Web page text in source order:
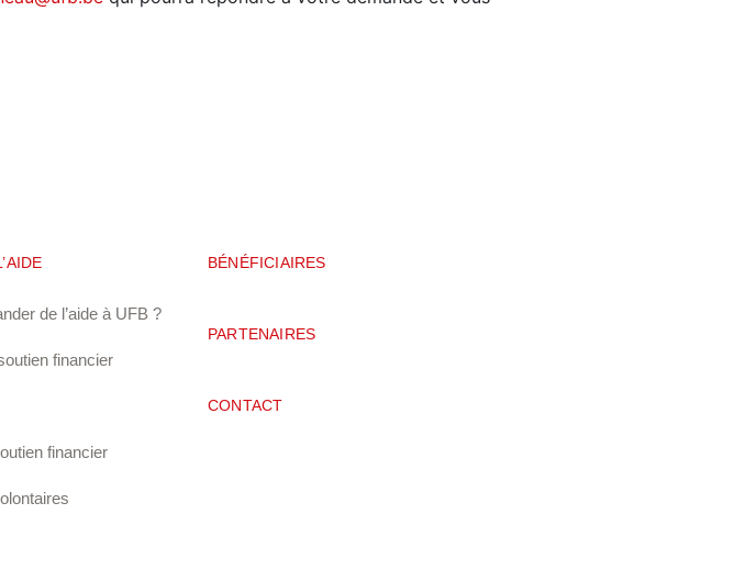
de l’aide à UFB ?
financier
financier
BÉNÉFICIAIRES
PARTENAIRES
CONTACT